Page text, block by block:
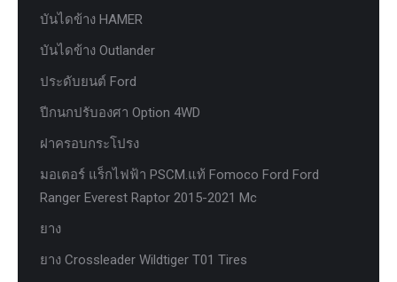
บันไดข้าง HAMER
บันไดข้าง Outlander
ประดับยนต์ Ford
ปีกนกปรับองศา Option 4WD
ฝาครอบกระโปรง
มอเตอร์ แร็กไฟฟ้า PSCM.แท้ Fomoco Ford Ford
Ranger Everest Raptor 2015-2021 Mc
ยาง
ยาง Crossleader Wildtiger T01 Tires